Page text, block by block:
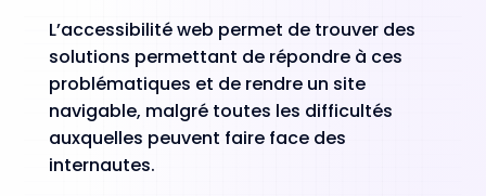
L’accessibilité web permet de trouver des
solutions permettant de répondre à ces
problématiques et de rendre un site
navigable, malgré toutes les difficultés
auxquelles peuvent faire face des
internautes.